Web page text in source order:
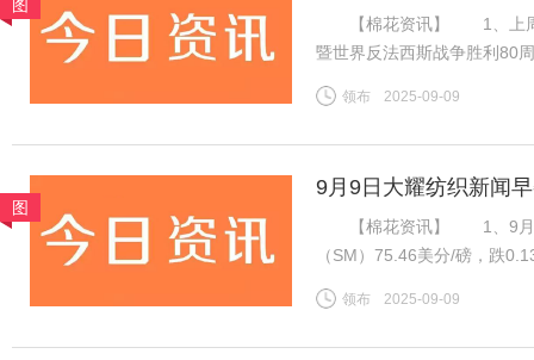
图
【棉花资讯】 1、上周国
暨世界反法西斯战争胜利80
不足，因此周内郑棉维持震
领布 2025-09-09
图
9月9日大耀纺织新闻
【棉花资讯】 1、9月8
（SM）75.46美分/磅，跌
磅，跌0.13美分/磅，折一般
领布 2025-09-09